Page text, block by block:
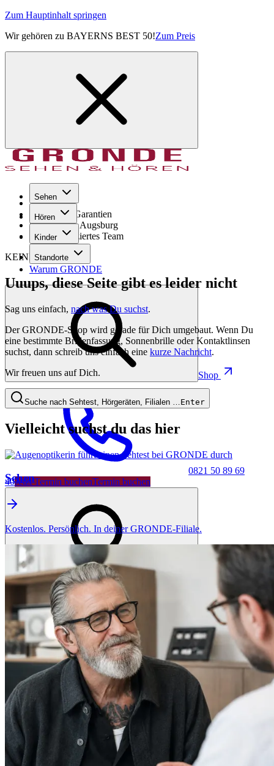
Zum Hauptinhalt springen
Wir gehören zu BAYERNS BEST 50!Zum Preis
Sehen
Hören
Kinder
Standorte
Warum GRONDE
Shop
0821 50 89 69
40Jetzt Termin buchenTermin buchen
Seit 1971
GRONDE Garantien
8× im Raum Augsburg
Hochqualifiziertes Team
KEINE SORGE!
Uuups, diese Seite gibt es leider nicht
Sag uns einfach, nach was Du suchst.
Der GRONDE-Shop wird gerade für Dich umgebaut. Wenn Du
eine bestimmte Brillenfassung, Sonnenbrille oder Kontaktlinsen
suchst, dann schreib uns einfach eine kurze Nachricht.
Wir freuen uns auf Dich.
Suche nach Sehtest, Hörgeräten, Filialen … Enter
Vielleicht suchst du das hier
Sehen
Kostenlos. Persönlich. In deiner GRONDE-Filiale.